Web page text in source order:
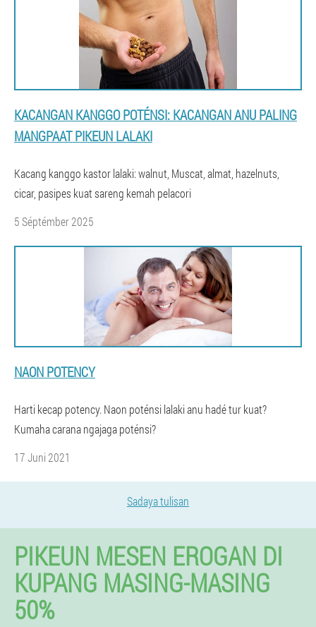
KACANGAN KANGGO POTÉNSI: KACANGAN ANU PALING
MANGPAAT PIKEUN LALAKI
Kacang kanggo kastor lalaki: walnut, Muscat, almat, hazelnuts,
cicar, pasipes kuat sareng kemah pelacori
5 Séptémber 2025
NAON POTENCY
Harti kecap potency. Naon poténsi lalaki anu hadé tur kuat?
Kumaha carana ngajaga poténsi?
17 Juni 2021
Sadaya tulisan
PIKEUN MESEN EROGAN DI
KUPANG MASING-MASING
50%